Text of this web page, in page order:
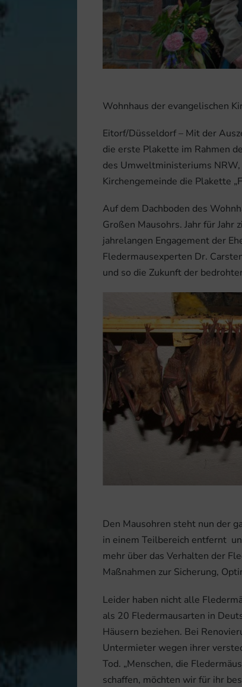
Wohnhaus der evangelischen
Eitorf/Düsseldorf – Mit der
die erste Plakette im Rahmen
des Umweltministeriums NRW,
Kirchengemeinde die Plakette
Auf dem Dachboden des
Großen Mausohrs. Jahr für
jahrelangen Engagement der
Fledermausexperten Dr.
und so die Zukunft der
Den Mausohren steht nun der
in einem Teilbereich entfernt
mehr über das Verhalten der
Maßnahmen zur Sicherung,
Leider haben nicht alle
als 20 Fledermausarten in
Häusern beziehen. Bei
Untermieter wegen ihrer
Tod. „Menschen, die
schaffen, möchten wir für ihr